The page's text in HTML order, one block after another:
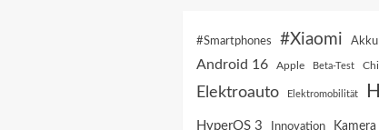
#Smartphones #Xiaomi Akku
Android 16 Apple Beta-Test
Elektroauto Elektromobilität
HyperOS 3 Innovation Kamera